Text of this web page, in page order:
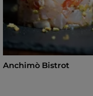
Anchimò Bistrot